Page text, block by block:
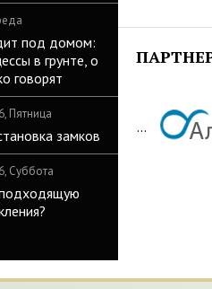
под домом:
в грунте, о
говорят
Пятница
замков
Суббота
...